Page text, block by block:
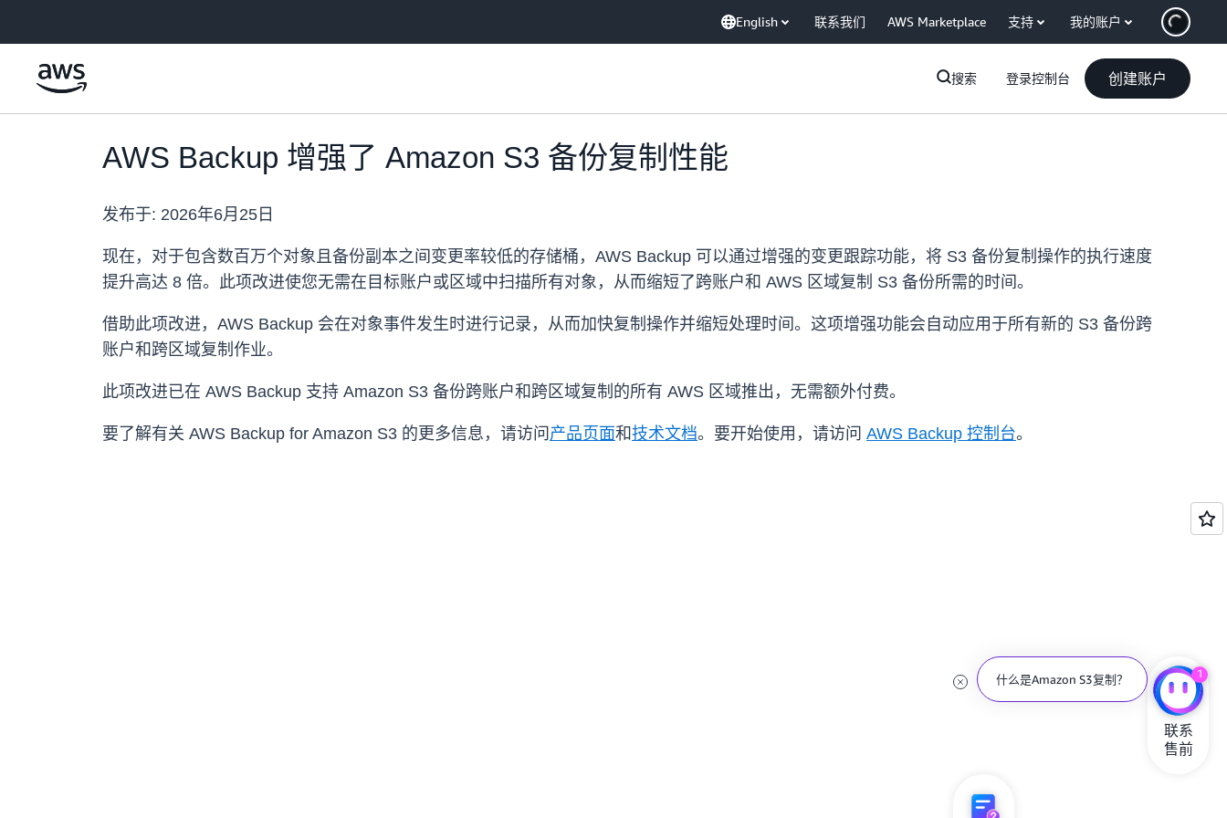
English 联系我们 AWS Marketplace 支持 我的账户
搜索 登录控制台 创建账户
AWS Backup 增强了 Amazon S3 备份复制性能
发布于: 2026年6月25日
现在，对于包含数百万个对象且备份副本之间变更率较低的存储桶，AWS Backup 可以通过增强的变更跟踪功能，将 S3 备份复制操作的执行速度
提升高达 8 倍。此项改进使您无需在目标账户或区域中扫描所有对象，从而缩短了跨账户和 AWS 区域复制 S3 备份所需的时间。
借助此项改进，AWS Backup 会在对象事件发生时进行记录，从而加快复制操作并缩短处理时间。这项增强功能会自动应用于所有新的 S3 备份跨
账户和跨区域复制作业。
此项改进已在 AWS Backup 支持 Amazon S3 备份跨账户和跨区域复制的所有 AWS 区域推出，无需额外付费。
要了解有关 AWS Backup for Amazon S3 的更多信息，请访问 产品页面和技术文档。要开始使用，请访问 AWS Backup 控制台。
什么是Amazon S3复制？ 1
联系
售前